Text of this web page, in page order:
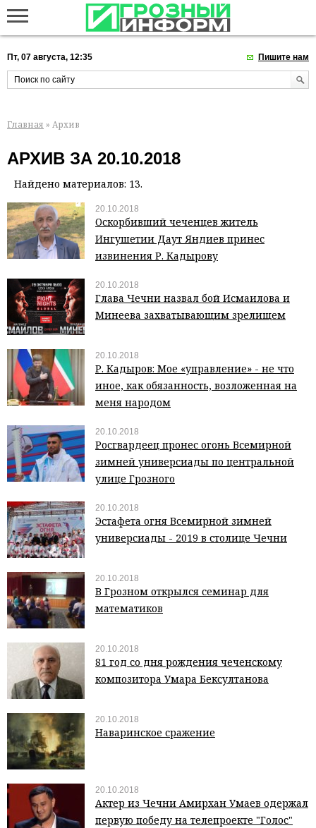
Пт, 07 августа, 12:35 Пишите нам
Главная » Архив
АРХИВ ЗА 20.10.2018
Найдено материалов: 13.
20.10.2018
Оскорбивший чеченцев житель
Ингушетии Даут Яндиев принес
извинения Р. Кадырову
20.10.2018
Глава Чечни назвал бой Исмаилова и
Минеева захватывающим зрелищем
20.10.2018
Р. Кадыров: Мое «управление» - не что
иное, как обязанность, возложенная на
меня народом
20.10.2018
Росгвардеец пронес огонь Всемирной
зимней универсиады по центральной
улице Грозного
20.10.2018
Эстафета огня Всемирной зимней
универсиады - 2019 в столице Чечни
20.10.2018
В Грозном открылся семинар для
математиков
20.10.2018
81 год со дня рождения чеченскому
композитора Умара Бексултанова
20.10.2018
Наваринское сражение
20.10.2018
Актер из Чечни Амирхан Умаев одержал
первую победу на телепроекте "Голос"